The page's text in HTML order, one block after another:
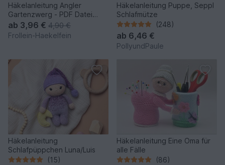
Häkelanleitung Angler
Gartenzwerg - PDF Datei
deutsch
ab 3,96 € 4,90 €
Frollein-Haekelfein
Häkelanleitung Puppe, Seppl
Schlafmütze
(248)
ab 6,46 €
PollyundPaule
Häkelanleitung
Schlafpüppchen Luna/Luis
(15)
Häkelanleitung Eine Oma für
alle Fälle
(86)